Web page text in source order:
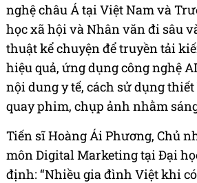
nghệ châu Á tại Việt Nam và
học xã hội và Nhân văn đi sâu
thuật kể chuyện để truyền tải
hiệu quả, ứng dụng công nghệ
nội dung y tế, cách sử dụng
quay phim, chụp ảnh nhằm
Tiến sĩ Hoàng Ái Phương, Chủ
môn Digital Marketing tại Đại
định: “Nhiều gia đình Việt khi